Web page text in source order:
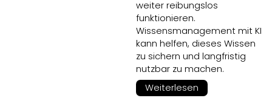
weiter reibungslos
funktionieren.
Wissensmanagement mit KI
kann helfen, dieses Wissen
zu sichern und langfristig
nutzbar zu machen.
Weiterlesen